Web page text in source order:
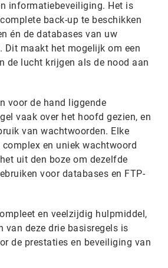
informatiebeveiliging. Het is
back-up te beschikken
én de databases van uw
Dit maakt het mogelijk om een
de lucht krijgen als de nood aan
voor de hand liggende
vaak over het hoofd gezien, en
van wachtwoorden. Elke
en uniek wachtwoord
uit den boze om dezelfde
voor databases en FTP-
en veelzijdig hulpmiddel,
van deze drie basisregels is
de prestaties en beveiliging van